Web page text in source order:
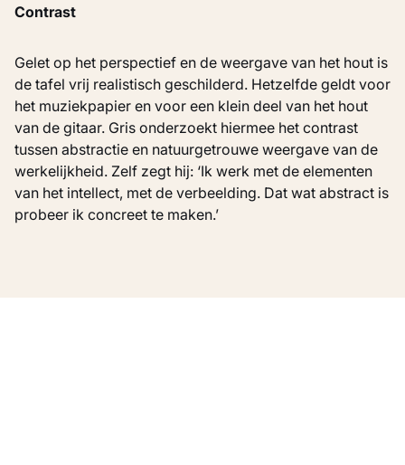
Contrast
Gelet op het perspectief en de weergave van het hout is
de tafel vrij realistisch geschilderd. Hetzelfde geldt voor
het muziekpapier en voor een klein deel van het hout
van de gitaar. Gris onderzoekt hiermee het contrast
tussen abstractie en natuurgetrouwe weergave van de
werkelijkheid. Zelf zegt hij: ‘Ik werk met de elementen
van het intellect, met de verbeelding. Dat wat abstract is
probeer ik concreet te maken.’